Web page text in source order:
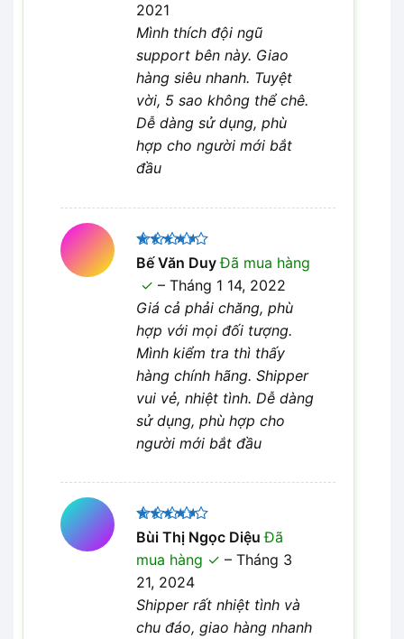
2021
Mình thích đội ngũ
support bên này. Giao
hàng siêu nhanh. Tuyệt
vời, 5 sao không thể chê.
Dễ dàng sử dụng, phù
hợp cho người mới bắt
đầu
Được
xếp hạng
45 sao
Bế Văn DuyĐã mua hàng
– Tháng 1 14, 2022
Giá cả phải chăng, phù
hợp với mọi đối tượng.
Mình kiểm tra thì thấy
hàng chính hãng. Shipper
vui vẻ, nhiệt tình. Dễ dàng
sử dụng, phù hợp cho
người mới bắt đầu
Được
xếp hạng
45 sao
Bùi Thị Ngọc DiệuĐã
mua hàng
– Tháng 3
21, 2024
Shipper rất nhiệt tình và
chu đáo, giao hàng nhanh